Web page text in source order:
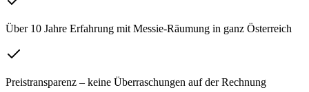
Über 10 Jahre Erfahrung mit Messie-Räumung in ganz Österreich
Preistransparenz – keine Überraschungen auf der Rechnung